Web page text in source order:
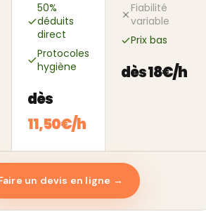
50%
déduits
direct
Protocoles
hygiène
dès
11,50€/h
Fiabilité
variable
Prix bas
dès 18€/h
un devis en ligne →